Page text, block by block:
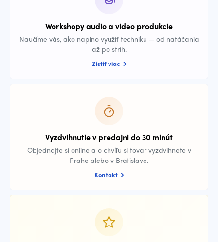
Workshopy audio a video produkcie
Naučíme vás, ako naplno využiť techniku — od natáčania
až po strih.
Zistiť viac
Vyzdvihnutie v predajni do 30 minút
Objednajte si online a o chvíľu si tovar vyzdvihnete v
Prahe alebo v Bratislave.
Kontakt